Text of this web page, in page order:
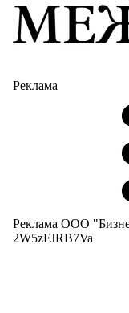
Реклама
Реклама ООО
2W5zFJRB7Va